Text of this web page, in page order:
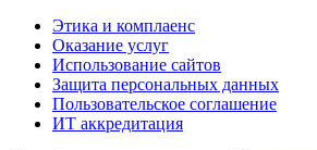
Этика и комплаенс
Оказание услуг
Использование сайтов
Защита персональных данных
Пользовательское соглашение
ИТ аккредитация